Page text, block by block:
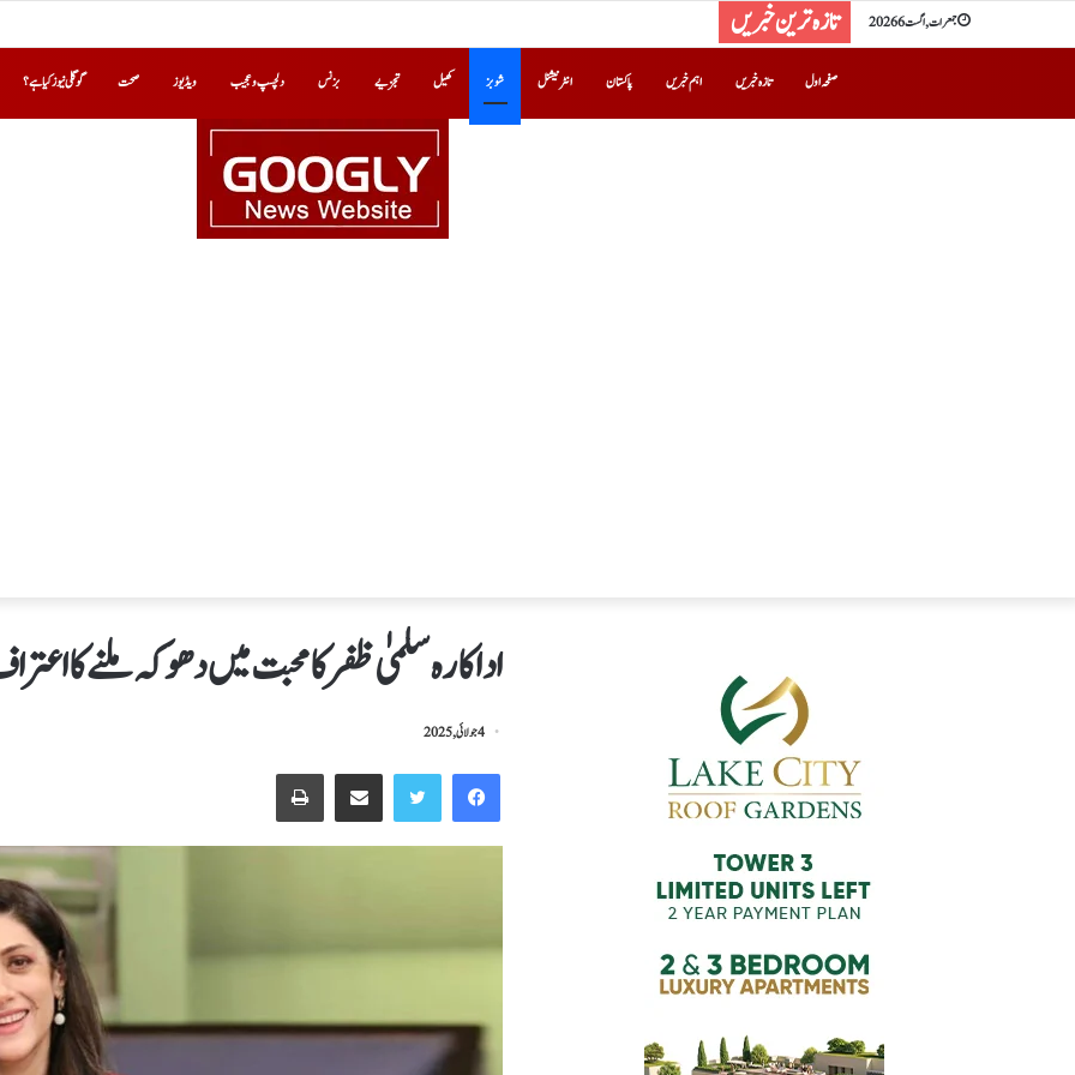
جمعرات, اگست 6 2026 تازہ ترین خبریں
صفحہ اول تازہ خبریں اہم خبریں پاکستان انٹرنیشنل شوبز کھیل تجزیے بزنس دلچسپ و عجیب ویڈیوز صحت گوگلی نیوز کیا ہے؟
اداکارہ سلمیٰ ظفر کا محبت میں دھوکہ ملنے کا
4 جولائی, 2025